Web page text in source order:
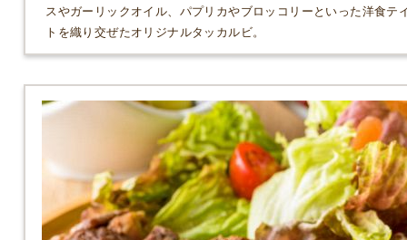
スやガーリックオイル、パプリカやブロッコリーといった洋食テ
トを織り交ぜたオリジナルタッカルビ。